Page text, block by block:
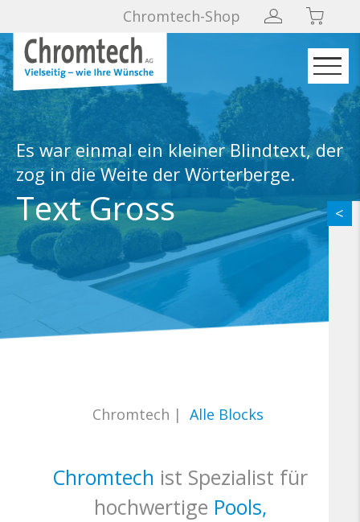
Chromtech-Shop
Es war einmal ein kleiner Blindtext, der
zog in die Weite der Wörterberge.
Text Gross
Chromtech | Alle Blocks
Chromtech ist Spezialist für
hochwertige Pools,